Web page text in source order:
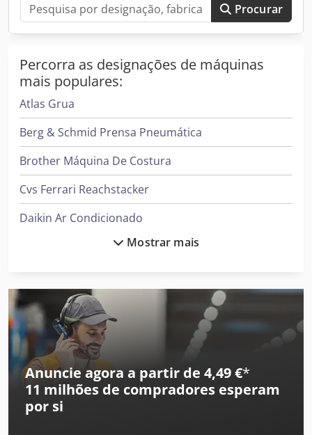
Procurar
Percorra as designações de máquinas
mais populares:
Atlas Grua
Berg & Schmid Prensa Pneumática
Brother Máquina De Costura
Cvs Ferrari Reachstacker
Daikin Ar Condicionado
Gea Decantador
Ingersoll Rand Compressor
Jungheinrich Empilhadeira
Komatsu Bulldozer
Leif & Lorentz Máquinas De Escovar
Mostrar mais
Anuncie agora a partir de 4,49 €*
11 milhões de compradores esperam
por si